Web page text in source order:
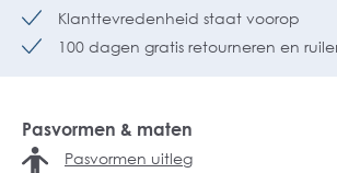
Klanttevredenheid staat voorop
100 dagen gratis retourneren en
Pasvormen & maten
Pasvormen uitleg